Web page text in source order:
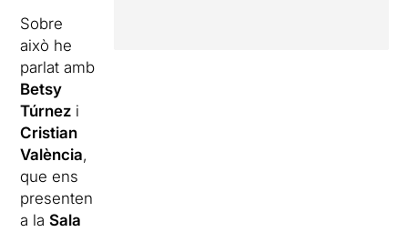
Sobre
això he
parlat amb
Betsy
Túrnez i
Cristian
València,
que ens
presenten
a laSala